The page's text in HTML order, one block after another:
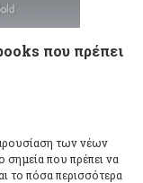
που πρέπει
των νέων
που πρέπει να
το πόσα περισσότερα